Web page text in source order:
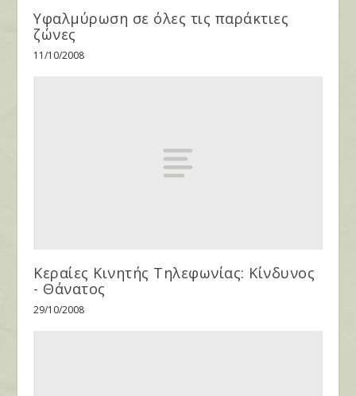
Υφαλμύρωση σε όλες τις παράκτιες
ζώνες
11/10/2008
Κεραίες Κινητής Τηλεφωνίας: Κίνδυνος
- Θάνατος
29/10/2008